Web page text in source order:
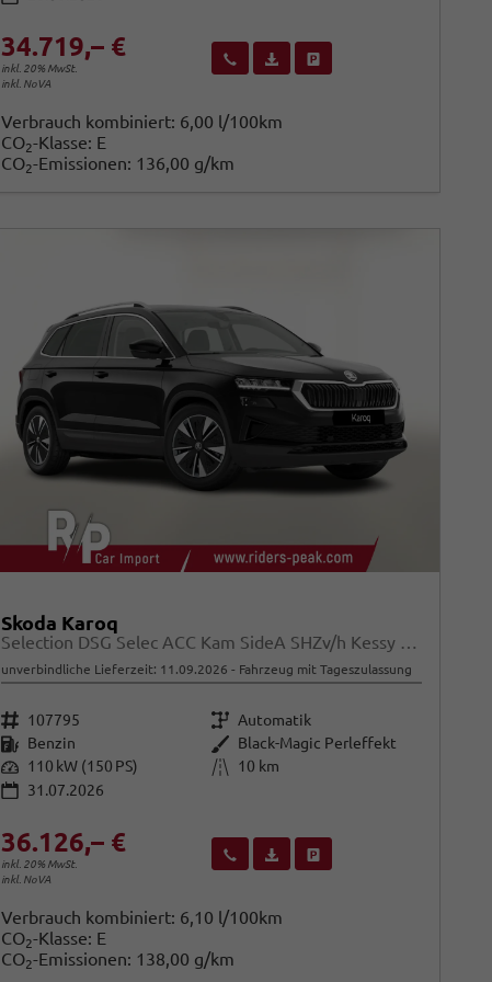
34.719,– €
inkl. 20% MwSt.
inkl. NoVA
Wir rufen Sie anFahrzeugexposé (PDF)
Fahrzeug parken
Verbrauch kombiniert: 6,00 l/100km
CO2-Klasse: E
CO2-Emissionen: 136,00 g/km
Skoda Karoq
Selection DSG Selec ACC Kam SideA SHZv/h Kessy SunS
unverbindliche Lieferzeit: 11.09.2026 Fahrzeug mit Tageszulassung
Fahrzeugnr. 107795 Getriebe Automatik
Kraftstoff Benzin Außenfarbe Black-Magic Perleffekt
Leistung 110 kW (150 PS) Kilometerstand
10 km
31.07.2026
36.126,– €
inkl. 20% MwSt.
inkl. NoVA
Wir rufen Sie anFahrzeugexposé (PDF)
Fahrzeug parken
Verbrauch kombiniert: 6,10 l/100km
CO2-Klasse: E
CO2-Emissionen: 138,00 g/km